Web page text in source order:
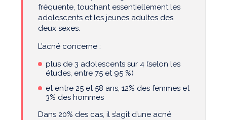
fréquente, touchant essentiellement les
adolescents et les jeunes adultes des
deux sexes.
L’acné concerne :
plus de 3 adolescents sur 4 (selon les
études, entre 75 et 95 %)
et entre 25 et 58 ans, 12% des femmes et
3% des hommes
Dans 20% des cas, il s’agit d’une acné